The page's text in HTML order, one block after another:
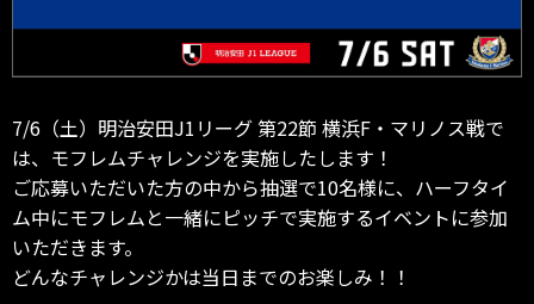
7/6（土）明治安田J1リーグ 第22節 横浜F・マリノス戦で
は、モフレムチャレンジを実施したします！
ご応募いただいた方の中から抽選で10名様に、ハーフタイ
ム中にモフレムと一緒にピッチで実施するイベントに参加
いただきます。
どんなチャレンジかは当日までのお楽しみ！！